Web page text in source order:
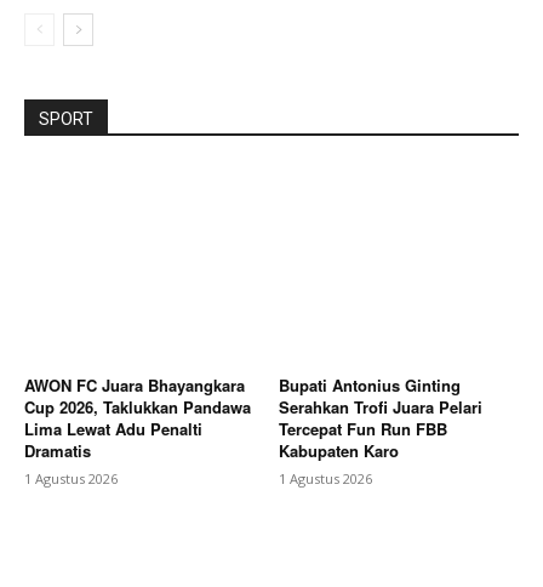
SPORT
AWON FC Juara Bhayangkara
Cup 2026, Taklukkan Pandawa
Lima Lewat Adu Penalti
Dramatis
1 Agustus 2026
Bupati Antonius Ginting
Serahkan Trofi Juara Pelari
Tercepat Fun Run FBB
Kabupaten Karo
1 Agustus 2026